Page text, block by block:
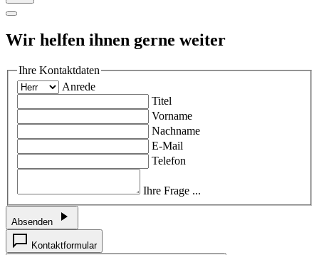
Wir helfen ihnen gerne weiter
Ihre Kontaktdaten
Anrede
Titel
Vorname
Nachname
E-Mail
Telefon
Ihre Frage ...
Absenden
Kontaktformular